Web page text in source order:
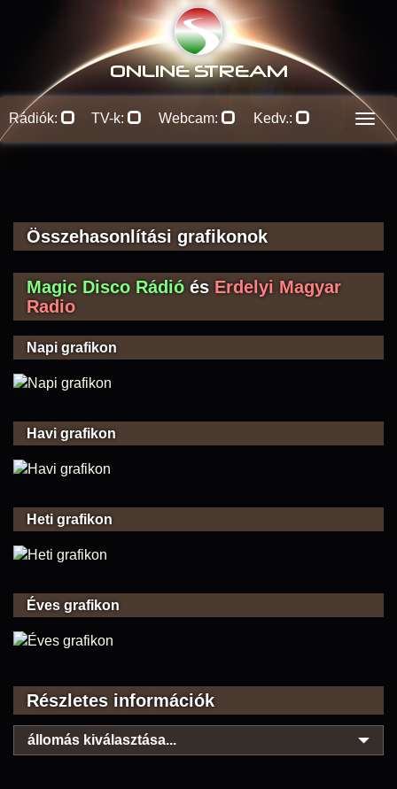
ONLINE STREAM
Rádiók: TV-k: Webcam: Kedv.:
Összehasonlítási grafikonok
Magic Disco Rádió és Erdelyi Magyar
Radio
Napi grafikon
Havi grafikon
Heti grafikon
Éves grafikon
Részletes információk
állomás kiválasztása...